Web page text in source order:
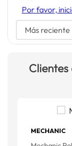
Por favor,
Más reciente
MECHANIC